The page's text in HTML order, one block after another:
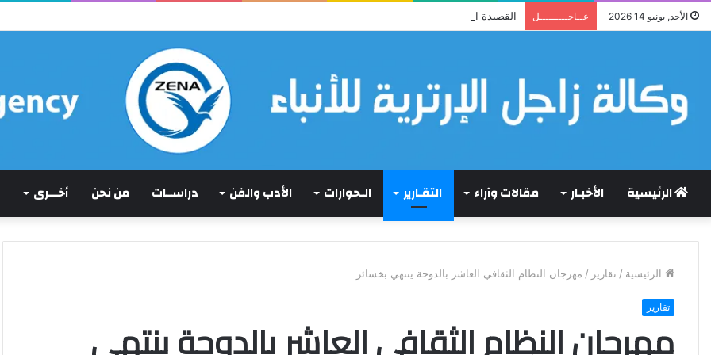
الأحد, يونيو 14 2026 عــاجـــــــــل القصيدة الجديدة لأحمد شريف تقلب المواجع
الرئيسية الأخبـار مقالات وآراء التقـارير الـحوارات الأدب والفن دراســات من نحن أخـــرى
الرئيسية / تقارير / مهرجان النظام الثقافي العاشر بالدوحة ينتهي بخسائر
تقارير
مهرجان النظام الثقافي العاشر بالدوحة ينتهي